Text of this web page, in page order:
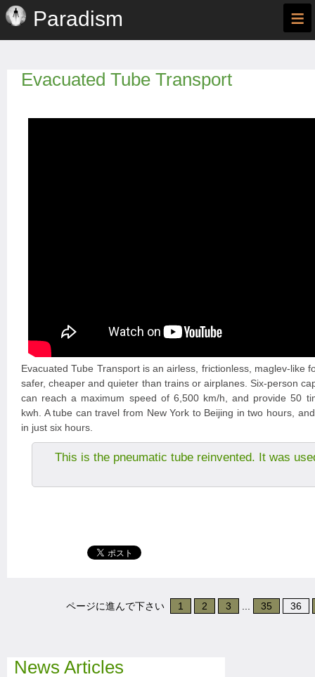
Paradism ≡
Evacuated Tube Transport
Evacuated Tube Transport is an airless, frictionless, maglev-like
safer, cheaper and quieter than trains or airplanes. Six-person
can reach a maximum speed of 6,500 km/h, and provide 50
kwh. A tube can travel from New York to Beijing in two hours,
in just six hours.
This is the pneumatic tube reinvented. It was
ページに進んで下さい 1 2 3 35 36
News Articles